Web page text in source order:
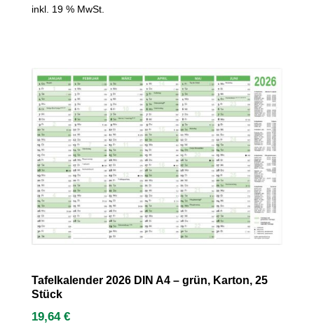
inkl. 19 % MwSt.
Tafelkalender 2026 DIN A4 – grün, Karton, 25
Stück
19,64 €